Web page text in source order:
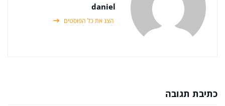
daniel
הצג את כל הפוסטים
כתיבת תגובה